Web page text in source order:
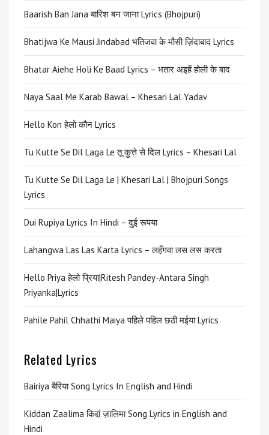
Baarish Ban Jana बारिश बन जाना Lyrics (Bhojpuri)
Bhatijwa Ke Mausi Jindabad भतिजवा के मौसी ज़िंदाबाद Lyrics
Bhatar Aiehe Holi Ke Baad Lyrics – भतार अइहें होली के बाद
Naya Saal Me Karab Bawal – Khesari Lal Yadav
Hello Kon हेलो कौन Lyrics
Tu Kutte Se Dil Laga Le तू कुत्ते से दिल Lyrics – Khesari Lal
Tu Kutte Se Dil Laga Le | Khesari Lal | Bhojpuri Songs
Lyrics
Dui Rupiya Lyrics In Hindi – दुई रूपया
Lahangwa Las Las Karta Lyrics – लहँगवा लस लस करता
Hello Priya हेलो प्रिया|Ritesh Pandey-Antara Singh
Priyanka|Lyrics
Pahile Pahil Chhathi Maiya पहिले पहिल छठी मईया Lyrics
Related Lyrics
Bairiya बैरिया Song Lyrics In English and Hindi
Kiddan Zaalima किद्दां ज़ालिमा Song Lyrics in English and
Hindi